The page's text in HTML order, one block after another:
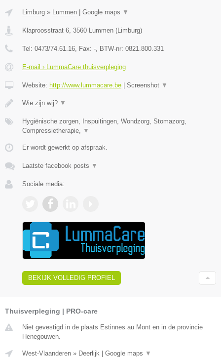
Limburg » Lummen Google maps ▼
Klaproosstraat 6, 3560 Lummen (Limburg)
Tel: 0473/74.61.16, Fax: -, BTW-nr: 0821.800.331
E-mail › LummaCare thuisverpleging
Website: http://www.lummacare.be Screenshot ▼
Wie zijn wij? ▼
Hygiënische zorgen, Inspuitingen, Wondzorg, Stomazorg,
Compressietherapie, ▼
Er wordt gewerkt op afspraak.
Laatste facebook posts ▼
Sociale media:
BEKIJK VOLLEDIG PROFIEL
Thuisverpleging | PRO-care
Niet gevestigd in de plaats Estinnes au Mont en in de provincie
Henegouwen.
West-Vlaanderen » Deerlijk | Google maps ▼